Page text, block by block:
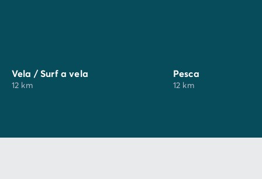
Vela / Surf a vela
12 km
Pesca
12 km